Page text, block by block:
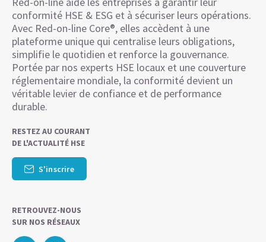
conformité HSE & ESG et à sécuriser leurs opérations.
Avec Red-on-line Core®, elles accèdent à une
plateforme unique qui centralise leurs obligations,
simplifie le quotidien et renforce la gouvernance.
Portée par nos experts HSE locaux et une couverture
réglementaire mondiale, la conformité devient un
véritable levier de confiance et de performance
durable.
RESTEZ AU COURANT
DE L'ACTUALITÉ HSE
S'inscrire
RETROUVEZ-NOUS
SUR NOS RÉSEAUX